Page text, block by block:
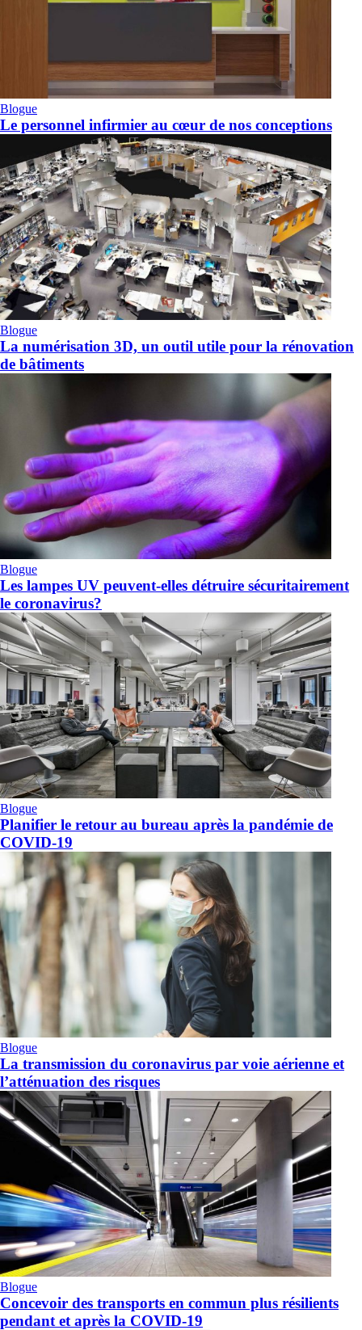
Blogue
Le personnel infirmier au cœur de nos conceptions
Blogue
La numérisation 3D, un outil utile pour la rénovation
de bâtiments
Blogue
Les lampes UV peuvent-elles détruire sécuritairement
le coronavirus?
Blogue
Planifier le retour au bureau après la pandémie de
COVID-19
Blogue
La transmission du coronavirus par voie aérienne et
l’atténuation des risques
Blogue
Concevoir des transports en commun plus résilients
pendant et après la COVID-19